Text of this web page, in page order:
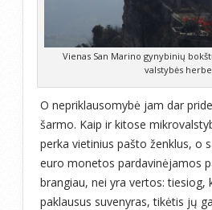
Vienas San Marino gynybinių
valstybės herbe
O nepriklausomybė jam dar
šarmo. Kaip ir kitose
perka vietinius pašto ženklus, o
euro monetos pardavinėjamos
brangiau, nei yra vertos: tiesiog,
paklausus suvenyras, tikėtis jų